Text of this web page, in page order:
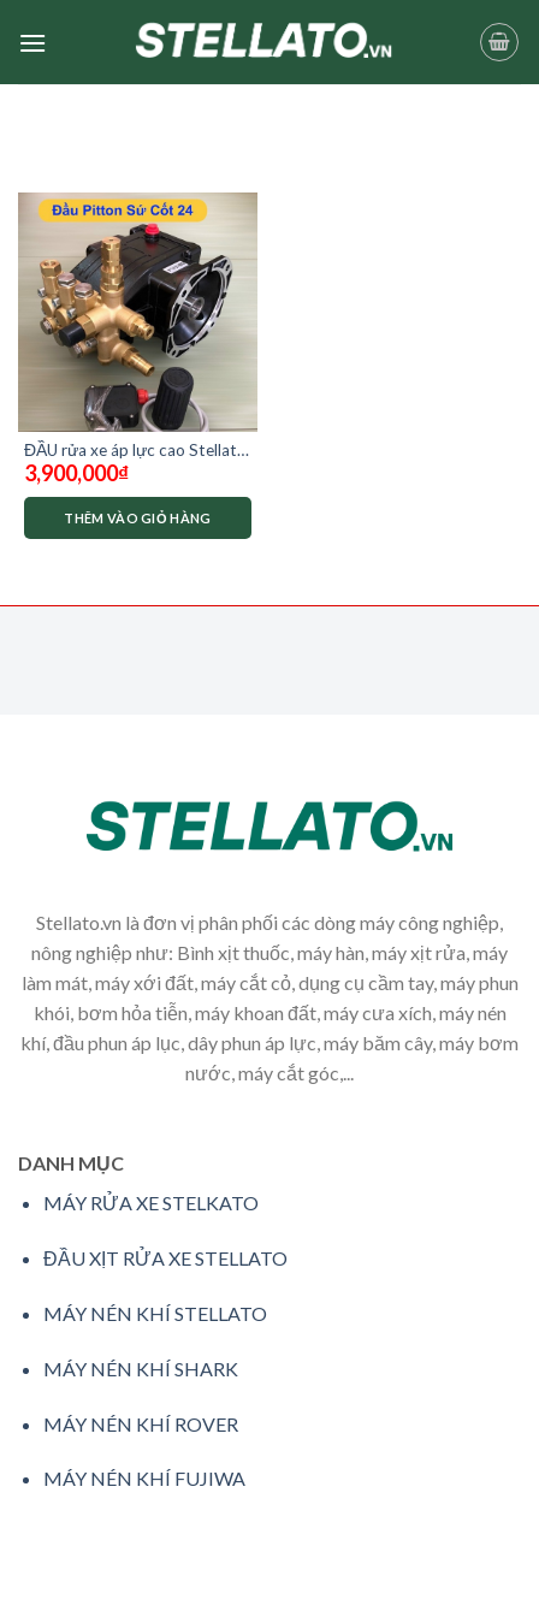
ĐẦU rửa xe áp lực cao Stellato
ST-800 ty sứ
3,900,000₫
THÊM VÀO GIỎ HÀNG
Stellato.vn là đơn vị phân phối các dòng máy công nghiệp,
nông nghiệp như: Bình xịt thuốc, máy hàn, máy xịt rửa, máy
làm mát, máy xới đất, máy cắt cỏ, dụng cụ cầm tay, máy phun
khói, bơm hỏa tiễn, máy khoan đất, máy cưa xích, máy nén
khí, đầu phun áp lục, dây phun áp lực, máy băm cây, máy bơm
nước, máy cắt góc,...
DANH MỤC
MÁY RỬA XE STELKATO
ĐẦU XỊT RỬA XE STELLATO
MÁY NÉN KHÍ STELLATO
MÁY NÉN KHÍ SHARK
MÁY NÉN KHÍ ROVER
MÁY NÉN KHÍ FUJIWA